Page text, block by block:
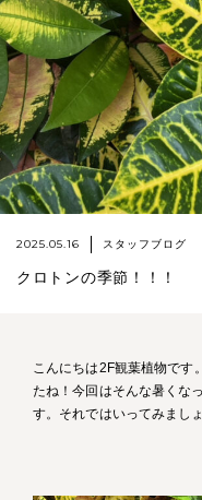
2025.05.16 スタッフブログ
クロトンの季節！！！
こんにちは2F観葉植物です
たね！今回はそんな暑くな
す。それではいってみまし